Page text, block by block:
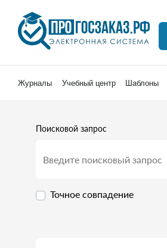
Журналы Учебный центр Шаблоны
Поисковой запрос
Точное совпадение